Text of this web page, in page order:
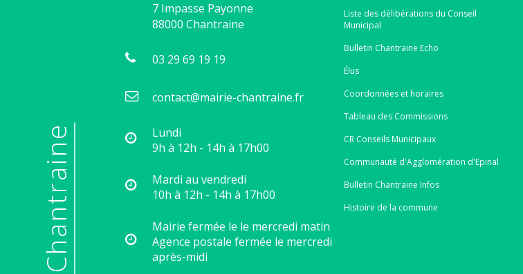
7 Impasse Payonne
88000 Chantraine
03 29 69 19 19
contact@mairie-chantraine.fr
Lundi
9h à 12h - 14h à 17h00
Mardi au vendredi
10h à 12h - 14h à 17h00
Mairie fermée le le mercredi matin
Agence postale fermée le mercredi
après-midi
Liste des délibérations du Conseil
Municipal
Bulletin Chantraine Echo
Élus
Coordonnées et horaires
Tableau des Commissions
CR Conseils Municipaux
Communauté d'Agglomération d'Epinal
Bulletin Chantraine Infos
Histoire de la commune